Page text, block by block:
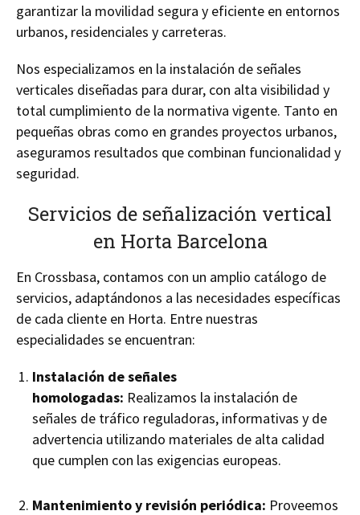
garantizar la movilidad segura y eficiente en entornos
urbanos, residenciales y carreteras.
Nos especializamos en la instalación de señales
verticales diseñadas para durar, con alta visibilidad y
total cumplimiento de la normativa vigente. Tanto en
pequeñas obras como en grandes proyectos urbanos,
aseguramos resultados que combinan funcionalidad y
seguridad.
Servicios de señalización vertical
en Horta Barcelona
En Crossbasa, contamos con un amplio catálogo de
servicios, adaptándonos a las necesidades específicas
de cada cliente en Horta. Entre nuestras
especialidades se encuentran:
Instalación de señales
homologadas: Realizamos la instalación de
señales de tráfico reguladoras, informativas y de
advertencia utilizando materiales de alta calidad
que cumplen con las exigencias europeas.
Mantenimiento y revisión periódica: Proveemos